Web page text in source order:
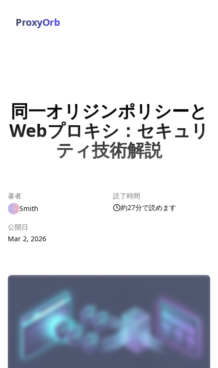
ProxyOrb
同一オリジンポリシーと
Webプロキシ：セキュリ
ティ技術解説
著者
Smith
読了時間
約27分で読めます
公開日
Mar 2, 2026